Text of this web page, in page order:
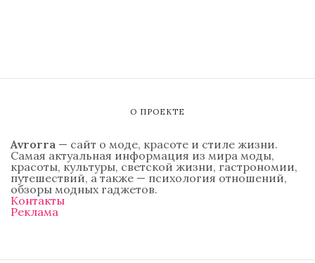
О ПРОЕКТЕ
Avrorra — сайт о моде, красоте и стиле жизни.
Самая актуальная информация из мира моды,
красоты, культуры, светской жизни, гастрономии,
путешествий, а также — психология отношений,
обзоры модных гаджетов.
Контакты
Реклама